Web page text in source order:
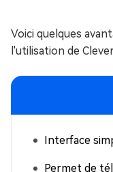
Voici quelques
l'utilisation de
Interface
Permet de